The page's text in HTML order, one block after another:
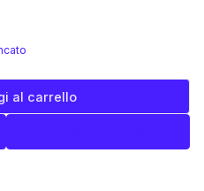
al carrello